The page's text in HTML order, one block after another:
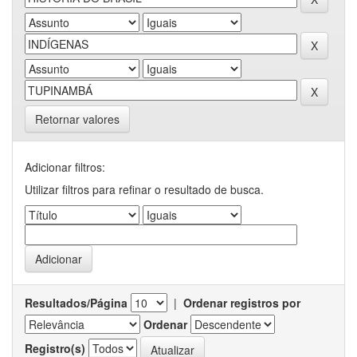
Retornar valores
Adicionar filtros:
Utilizar filtros para refinar o resultado de busca.
Resultados/Página | Ordenar registros por
Ordenar
Registro(s)